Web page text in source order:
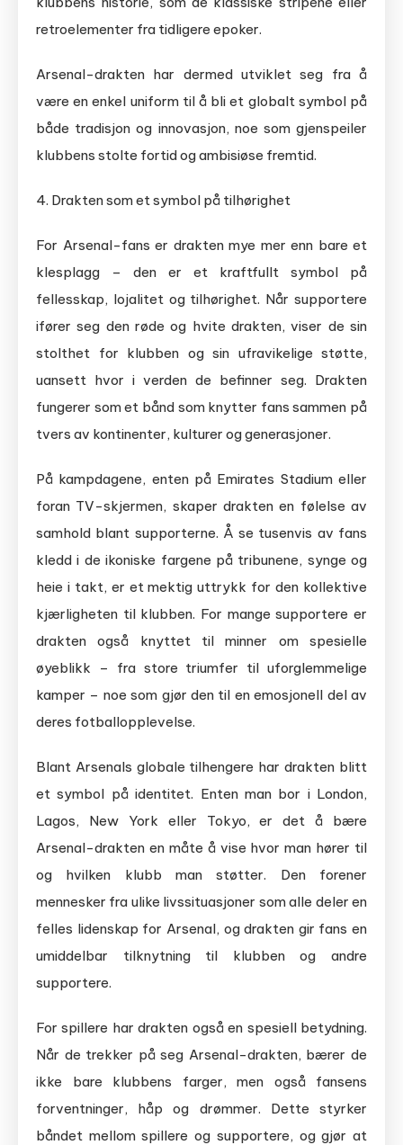
retroelementer fra tidligere epoker.
Arsenal-drakten har dermed utviklet seg fra å
være en enkel uniform til å bli et globalt symbol på
både tradisjon og innovasjon, noe som gjenspeiler
klubbens stolte fortid og ambisiøse fremtid.
4. Drakten som et symbol på tilhørighet
For Arsenal-fans er drakten mye mer enn bare et
klesplagg – den er et kraftfullt symbol på
fellesskap, lojalitet og tilhørighet. Når supportere
ifører seg den røde og hvite drakten, viser de sin
stolthet for klubben og sin ufravikelige støtte,
uansett hvor i verden de befinner seg. Drakten
fungerer som et bånd som knytter fans sammen på
tvers av kontinenter, kulturer og generasjoner.
På kampdagene, enten på Emirates Stadium eller
foran TV-skjermen, skaper drakten en følelse av
samhold blant supporterne. Å se tusenvis av fans
kledd i de ikoniske fargene på tribunene, synge og
heie i takt, er et mektig uttrykk for den kollektive
kjærligheten til klubben. For mange supportere er
drakten også knyttet til minner om spesielle
øyeblikk – fra store triumfer til uforglemmelige
kamper – noe som gjør den til en emosjonell del av
deres fotballopplevelse.
Blant Arsenals globale tilhengere har drakten blitt
et symbol på identitet. Enten man bor i London,
Lagos, New York eller Tokyo, er det å bære
Arsenal-drakten en måte å vise hvor man hører til
og hvilken klubb man støtter. Den forener
mennesker fra ulike livssituasjoner som alle deler en
felles lidenskap for Arsenal, og drakten gir fans en
umiddelbar tilknytning til klubben og andre
supportere.
For spillere har drakten også en spesiell betydning.
Når de trekker på seg Arsenal-drakten, bærer de
ikke bare klubbens farger, men også fansens
forventninger, håp og drømmer. Dette styrker
båndet mellom spillere og supportere, og gjør at